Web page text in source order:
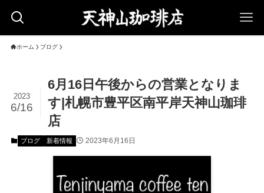
ホーム ブログ
6月16日午後からの営業となりま
す|札幌市豊平区南平岸天神山珈琲
店
2023
6/16
ブログ 新着情報 2023年6月16日